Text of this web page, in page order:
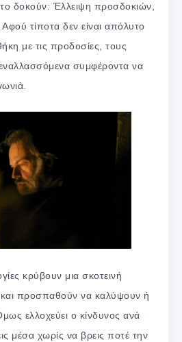
δοκούν: Έλλειψη προσδοκιών,
τίποτα δεν είναι απόλυτο
με τις προδοσίες, τους
συμφέροντα να
κρύβουν μια σκοτεινή
προσπαθούν να καλύψουν ή
ελλοχεύει ο κίνδυνος ανά
μέσα χωρίς να βρεις ποτέ την